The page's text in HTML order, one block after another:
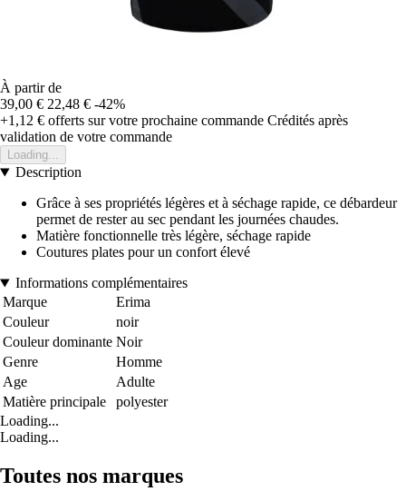
À partir de
39,00 € 22,48 € -42%
+1,12 € offerts sur votre prochaine commande Crédités après
validation de votre commande
Loading...
Description
Grâce à ses propriétés légères et à séchage rapide, ce débardeur
permet de rester au sec pendant les journées chaudes.
Matière fonctionnelle très légère, séchage rapide
Coutures plates pour un confort élevé
Informations complémentaires
Marque
Erima
Couleur
noir
Couleur dominante Noir
Genre
Homme
Age
Adulte
Matière principale
polyester
Loading...
Loading...
Toutes nos marques